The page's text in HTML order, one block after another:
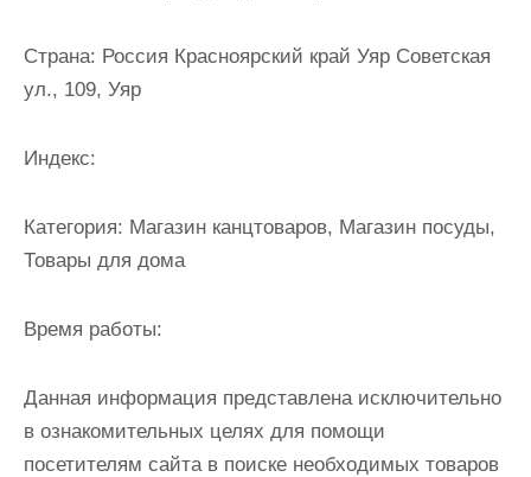
Страна: Россия Красноярский край Уяр Советская
ул., 109, Уяр
Индекс:
Категория: Магазин канцтоваров, Магазин посуды,
Товары для дома
Время работы:
Данная информация представлена исключительно
в ознакомительных целях для помощи
посетителям сайта в поиске необходимых товаров